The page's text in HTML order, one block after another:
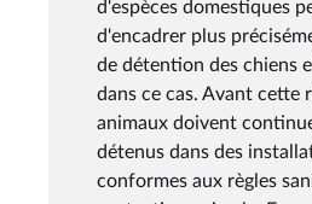
d'espèces domestiques
d'encadrer plus
de détention des chiens
dans ce cas. Avant cette
animaux doivent
détenus dans des
conformes aux règles